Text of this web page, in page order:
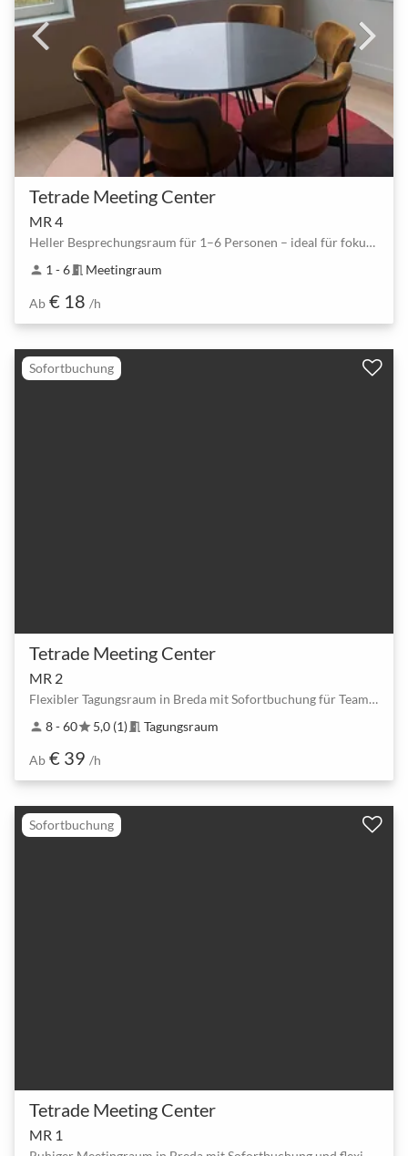
Tetrade Meeting Center
MR 4
Heller Besprechungsraum für 1–6 Personen – ideal für fokussierte Teammeetings
person 1 - 6meeting_room Meetingraum
Ab € 18 /h
Sofortbuchung
Tetrade Meeting Center
MR 2
Flexibler Tagungsraum in Breda mit Sofortbuchung für Teams bis 60
person 8 - 60star5,0 (1) meeting_room Tagungsraum
Ab € 39 /h
Sofortbuchung
Tetrade Meeting Center
MR 1